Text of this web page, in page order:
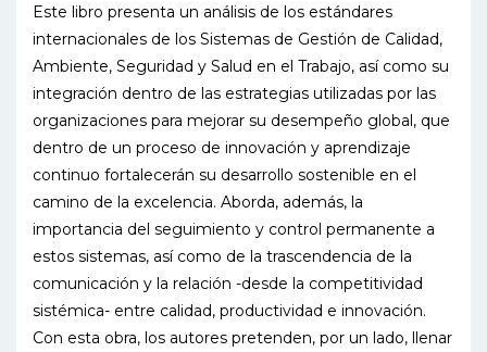
Este libro presenta un análisis de los estándares
internacionales de los Sistemas de Gestión de Calidad,
Ambiente, Seguridad y Salud en el Trabajo, así como su
integración dentro de las estrategias utilizadas por las
organizaciones para mejorar su desempeño global, que
dentro de un proceso de innovación y aprendizaje
continuo fortalecerán su desarrollo sostenible en el
camino de la excelencia. Aborda, además, la
importancia del seguimiento y control permanente a
estos sistemas, así como de la trascendencia de la
comunicación y la relación -desde la competitividad
sistémica- entre calidad, productividad e innovación.
Con esta obra, los autores pretenden, por un lado, llenar